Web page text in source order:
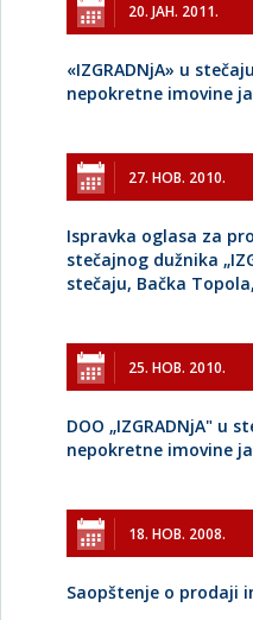
20. ЈАН. 2011.
«IZGRADNjA» u
nepokretne imovine
27. НОВ. 2010.
Ispravka oglasa za
stečajnog dužnika
stečaju, Bačka
25. НОВ. 2010.
DOO „IZGRADNjA" u
nepokretne imovine
18. НОВ. 2008.
Saopštenje o prodaji